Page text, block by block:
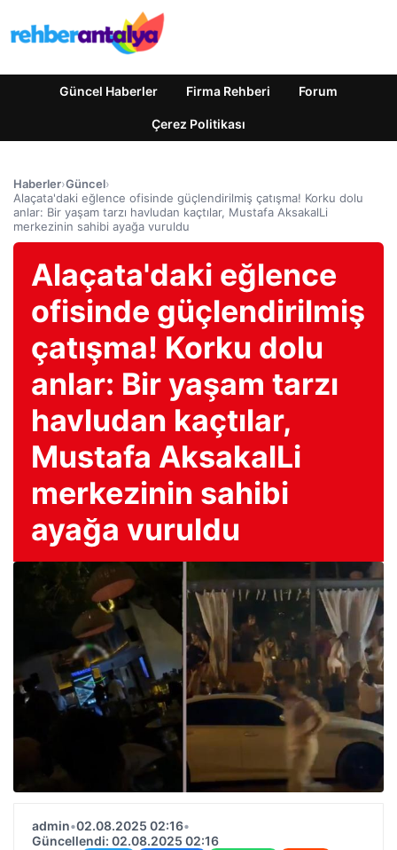
Güncel Haberler Firma Rehberi Forum
Çerez Politikası
Haberler›Güncel›
Alaçata'daki eğlence ofisinde güçlendirilmiş çatışma! Korku dolu
anlar: Bir yaşam tarzı havludan kaçtılar, Mustafa AksakalLi
merkezinin sahibi ayağa vuruldu
Alaçata'daki eğlence
ofisinde güçlendirilmiş
çatışma! Korku dolu
anlar: Bir yaşam tarzı
havludan kaçtılar,
Mustafa AksakalLi
merkezinin sahibi
ayağa vuruldu
admin•02.08.2025 02:16•
Güncellendi: 02.08.2025 02:16